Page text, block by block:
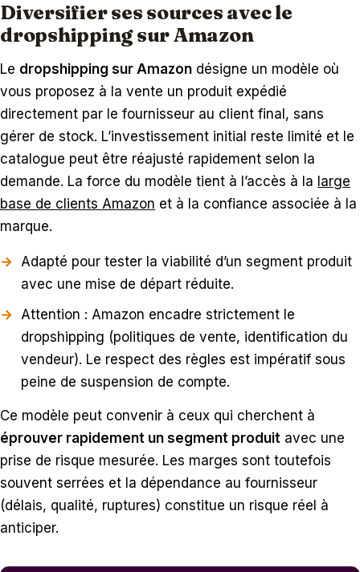
Diversifier ses sources avec le
dropshipping sur Amazon
Le dropshipping sur Amazon désigne un modèle où
vous proposez à la vente un produit expédié
directement par le fournisseur au client final, sans
gérer de stock. L’investissement initial reste limité et le
catalogue peut être réajusté rapidement selon la
demande. La force du modèle tient à l’accès à la large
base de clients Amazon et à la confiance associée à la
marque.
Adapté pour tester la viabilité d’un segment produit
avec une mise de départ réduite.
Attention : Amazon encadre strictement le
dropshipping (politiques de vente, identification du
vendeur). Le respect des règles est impératif sous
peine de suspension de compte.
Ce modèle peut convenir à ceux qui cherchent à
éprouver rapidement un segment produit avec une
prise de risque mesurée. Les marges sont toutefois
souvent serrées et la dépendance au fournisseur
(délais, qualité, ruptures) constitue un risque réel à
anticiper.